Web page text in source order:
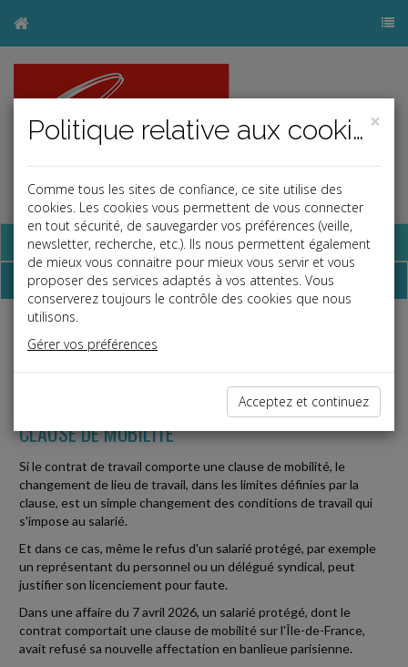
Base documentaire
Dépêches
Social
Date: 2026-05-19
LE SALARIE PROTÉGÉ DOIT AUSSI RESPECTER SA
CLAUSE DE MOBILITÉ
Si le contrat de travail comporte une clause de mobilité, le
changement de lieu de travail, dans les limites définies par la
clause, est un simple changement des conditions de travail qui
s'impose au salarié.
Et dans ce cas, même le refus d'un salarié protégé, par exemple
un représentant du personnel ou un délégué syndical, peut
justifier son licenciement pour faute.
Dans une affaire du 7 avril 2026, un salarié protégé, dont le
contrat comportait une clause de mobilité sur l'Île-de-France,
avait refusé sa nouvelle affectation en banlieue parisienne.
×
Politique relative aux cookies
Comme tous les sites de confiance, ce site utilise des
cookies. Les cookies vous permettent de vous connecter
en tout sécurité, de sauvegarder vos préférences (veille,
newsletter, recherche, etc.). Ils nous permettent également
de mieux vous connaitre pour mieux vous servir et vous
proposer des services adaptés à vos attentes. Vous
conserverez toujours le contrôle des cookies que nous
utilisons.
Gérer vos préférences
Acceptez et continuez